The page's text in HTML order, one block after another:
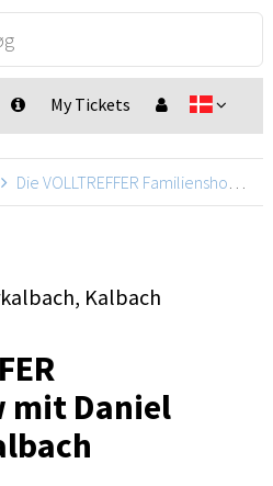
My Tickets
Die VOLLTREFFER Familienshow mit Daniel Kallauch
Kalbach
mit Daniel